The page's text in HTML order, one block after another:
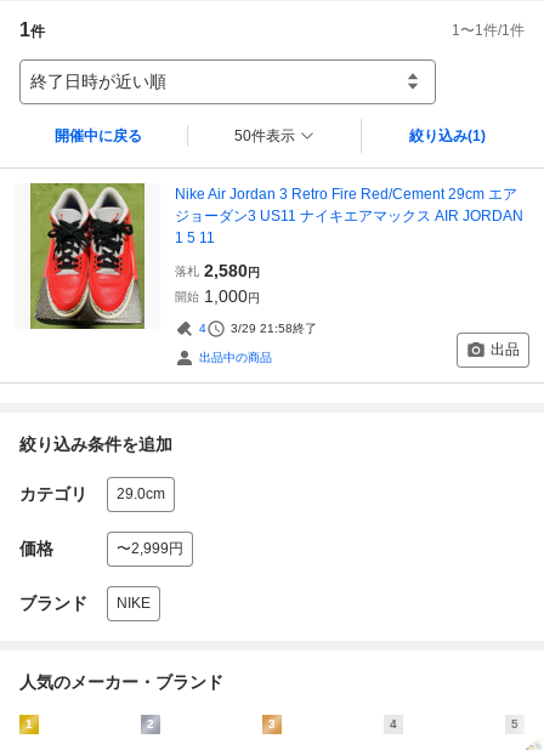
1件 1 〜1 件/1 件
終了日時が近い順
開催中に戻る 50件表示 絞り込み(1)
Nike Air Jordan 3 Retro Fire Red/Cement 29cm エア
ジョーダン3 US11 ナイキエアマックス AIR JORDAN
1 5 11
落札 2,580円
開始 1,000円
4 3/29 21:58終了
出品中の商品 出品
絞り込み条件を追加
カテゴリ 29.0cm
価格 〜2,999円
ブランド NIKE
人気のメーカー・ブランド
1 2 3 4 5